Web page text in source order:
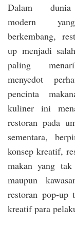
Dalam
modern
berkembang,
up menjadi
paling
menyedot
pencinta
kuliner ini
restoran pada
sementara,
konsep kreatif,
makan yang
maupun
restoran pop-up
kreatif para